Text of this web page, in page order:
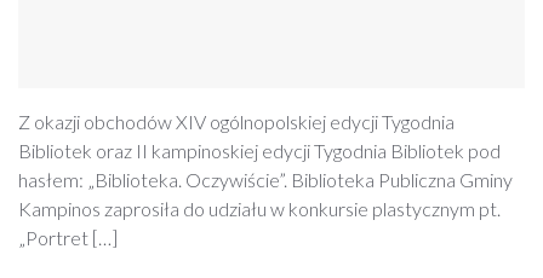
Z okazji obchodów XIV ogólnopolskiej edycji Tygodnia
Bibliotek oraz II kampinoskiej edycji Tygodnia Bibliotek pod
hasłem: „Biblioteka. Oczywiście”. Biblioteka Publiczna Gminy
Kampinos zaprosiła do udziału w konkursie plastycznym pt.
„Portret […]